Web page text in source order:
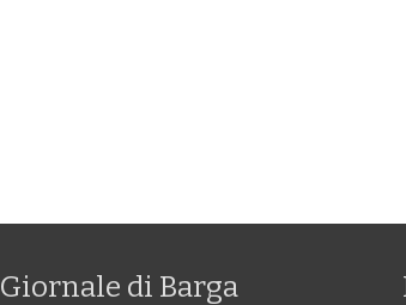
Giornale di Barga